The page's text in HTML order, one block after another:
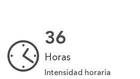
36
Horas
Intensidad horaria